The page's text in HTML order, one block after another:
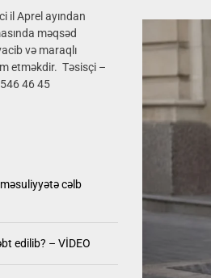
ABŞ-nin Azərbaycan
Qəzaya şərait yaradan
Binədə meşə fonduna aid
DİN, Baş Prokurorluq və
Avropanın 18 ilə etdiyini
ABŞ-nin Azərbaycan
il Aprel ayından
məqsəd
və maraqlı
etməkdir. Təsisçi –
46 45
cəlb
edilib? – VİDEO